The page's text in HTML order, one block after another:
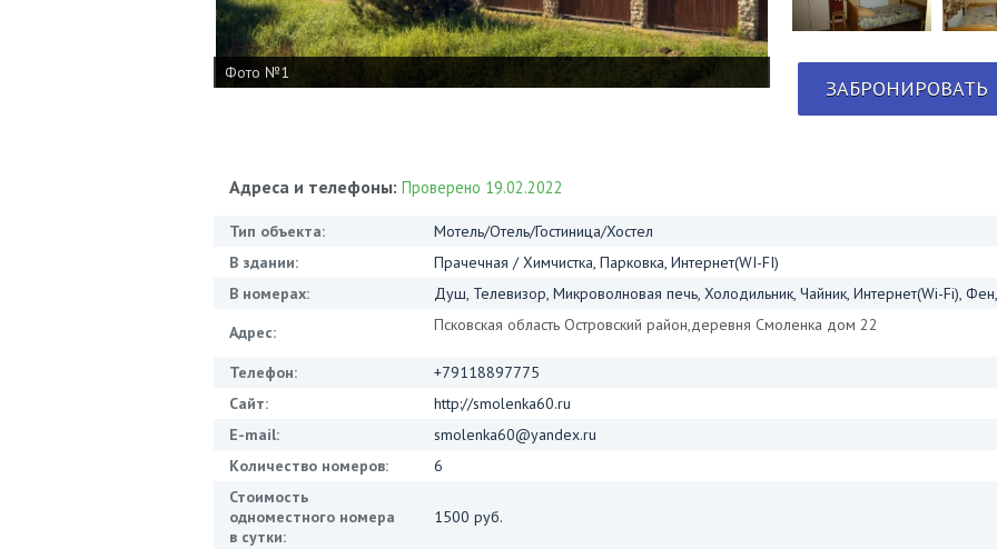
Фото №1
ЗАБРОНИРОВАТЬ
Адреса и телефоны: Проверено 19.02.2022
Тип объекта:
Мотель/Отель/Гостиница/Хостел
В здании:
Прачечная / Химчистка, Парковка, Интернет(WI-FI)
В номерах:
Душ, Телевизор, Микроволновая печь, Холодильник, Чайник, Интернет(Wi-Fi),
Адрес:
Псковская область Островский район,деревня Смоленка дом 22
Телефон:
+79118897775
Сайт:
http://smolenka60.ru
E-mail:
smolenka60@yandex.ru
Количество номеров:
6
Стоимость
одноместного номера
в сутки:
1500 руб.